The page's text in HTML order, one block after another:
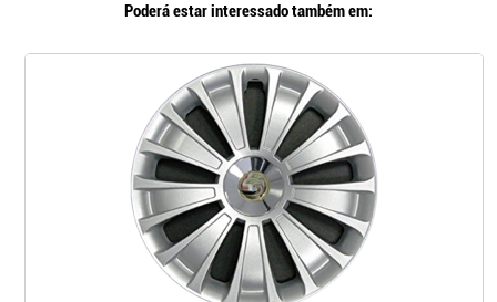
Poderá estar interessado também em: